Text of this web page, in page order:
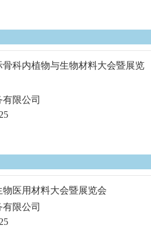
骨科内植物与生物材料大会暨展览
限公司
医用材料大会暨展览会
限公司